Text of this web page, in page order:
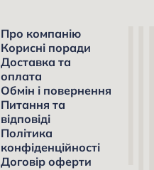
Про компанію
Корисні поради
Доставка та
оплата
Обмін і повернення
Питання та
відповіді
Політика
конфіденційності
Договір оферти